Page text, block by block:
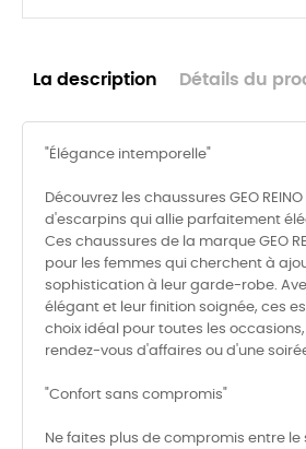
La description Détails du
"Élégance intemporelle"
Découvrez les chaussures GEO
d'escarpins qui allie parfaitement
Ces chaussures de la marque GEO
pour les femmes qui cherchent à
sophistication à leur garde-robe.
élégant et leur finition soignée, ces
choix idéal pour toutes les
rendez-vous d'affaires ou d'une
"Confort sans compromis"
Ne faites plus de compromis entre le